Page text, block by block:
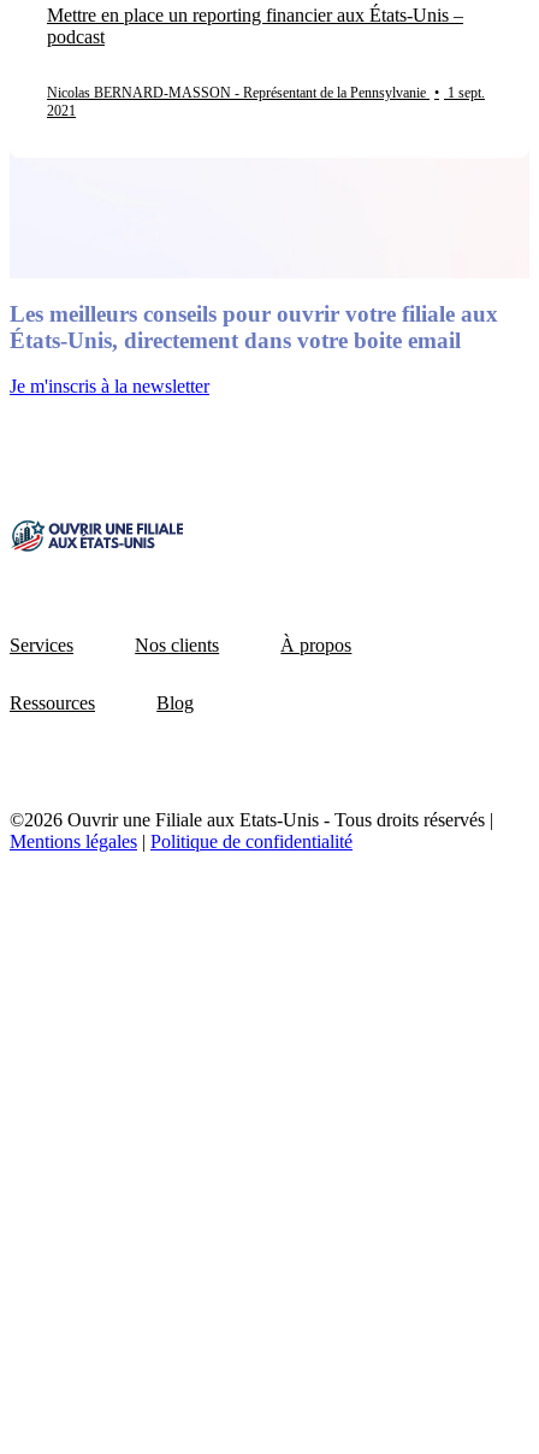
Mettre en place un reporting financier aux États-Unis –
podcast
Nicolas BERNARD-MASSON - Représentant de la Pennsylvanie • 1 sept.
2021
Les meilleurs conseils pour ouvrir votre filiale aux
États-Unis, directement dans votre boite email
Je m'inscris à la newsletter
Services Nos clients À propos
Ressources Blog
©2026 Ouvrir une Filiale aux Etats-Unis - Tous droits réservés |
Mentions légales | Politique de confidentialité